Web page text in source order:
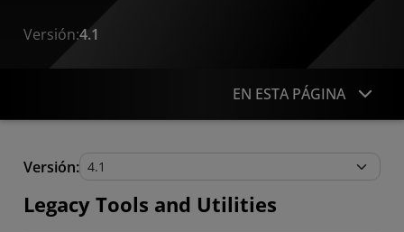
Versión:4.1
EN ESTA PÁGINA
Legacy Tools and Utilities
Versión:
Legacy Tools and Utilities